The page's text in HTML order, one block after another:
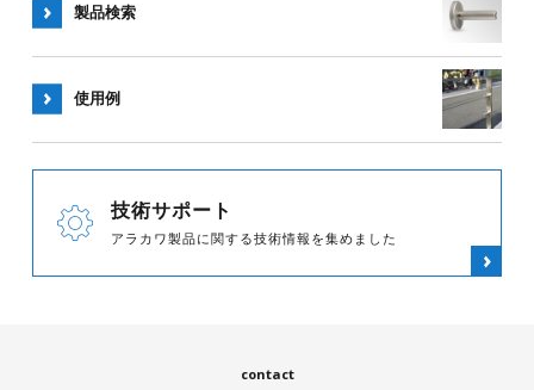
製品検索
使用例
技術サポート
アラカワ製品に関する技術情報を集めました